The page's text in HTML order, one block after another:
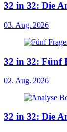
32 in 32: Die
03. Aug. 2026
32 in 32: Fünf
02. Aug. 2026
32 in 32: Die